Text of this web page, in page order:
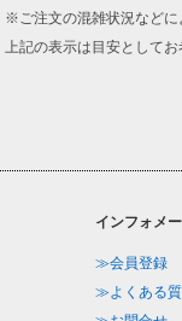
※ご注文の混雑状況などに
上記の表示は目安としてお
インフォメ
≫会員登録
≫よくある